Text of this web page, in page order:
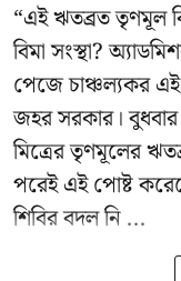
“এই ঋতব্রত তৃণমূল
বিমা সংস্থা?
পেজে চাঞ্চল্যকর
জহর সরকার। বুধবার
মিত্রেরতৃণমূলের
পরেই এই পোষ্ট
শিবির বদল নি ...